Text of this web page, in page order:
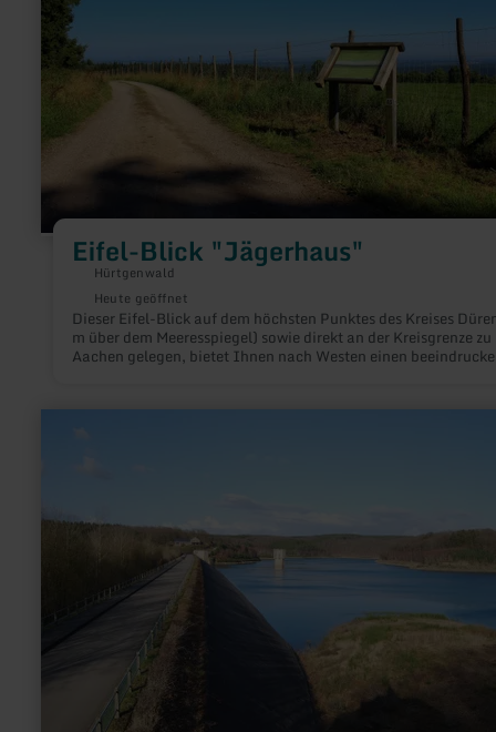
Eifel-Blick "Jägerhaus"
Hürtgenwald
Heute geöffnet
Dieser Eifel-Blick auf dem höchsten Punktes des Kreises
m über dem Meeresspiegel) sowie direkt an der Kreisgrenze zu
Aachen gelegen, bietet Ihnen nach Westen einen
Börde sowie die Kölner Bucht.